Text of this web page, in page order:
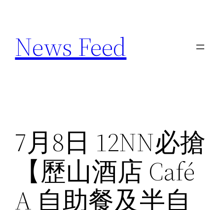
content
News Feed
7月8日 12NN必搶
【歷山酒店 Café
A 自助餐及半自